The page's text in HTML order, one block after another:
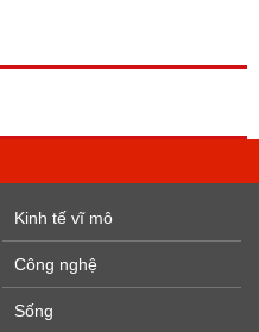
Kinh tế vĩ mô
Công nghệ
Sống